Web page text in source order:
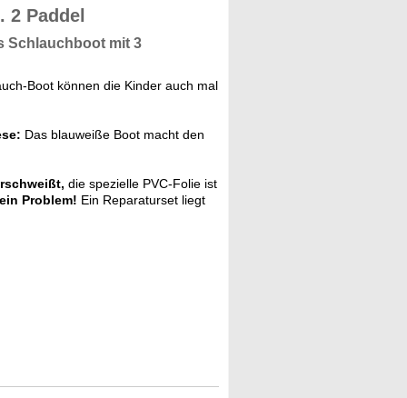
Paddel
Schlauchboot mit 3
Boot können die Kinder auch mal
Das blauweiße Boot macht den
die spezielle PVC-Folie ist
Problem! Ein Reparaturset liegt